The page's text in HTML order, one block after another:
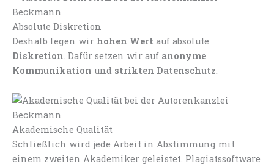
Absolute Diskretion
Deshalb legen wir hohen Wert auf absolute
Diskretion . Dafür setzen wir auf anonyme
Kommunikation und strikten Datenschutz
Akademische Qualität
Schließlich wird jede Arbeit in Abstimmung mit
einem zweiten Akademiker geleistet. Plagiatssoftware